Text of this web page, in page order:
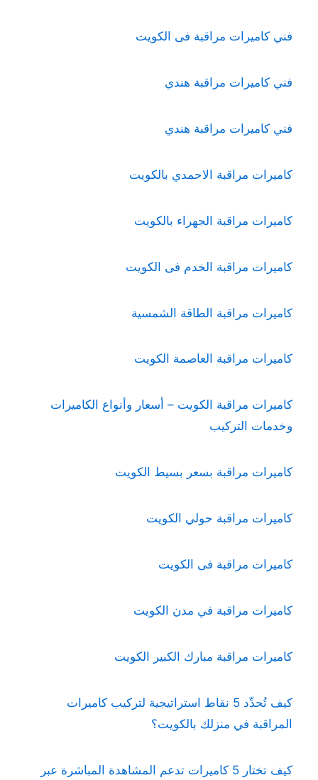
فني كاميرات مراقبة فى الكويت
فني كاميرات مراقبة هندي
فني كاميرات مراقبة هندي
كاميرات مراقبة الاحمدي بالكويت
كاميرات مراقبة الجهراء بالكويت
كاميرات مراقبة الخدم فى الكويت
كاميرات مراقبة الطاقة الشمسية
كاميرات مراقبة العاصمة الكويت
كاميرات مراقبة الكويت – أسعار وأنواع الكاميرات
وخدمات التركيب
كاميرات مراقبة بسعر بسيط الكويت
كاميرات مراقبة حولي الكويت
كاميرات مراقبة فى الكويت
كاميرات مراقبة في مدن الكويت
كاميرات مراقبة مبارك الكبير الكويت
كيف تُحدِّد 5 نقاط استراتيجية لتركيب كاميرات
المراقبة في منزلك بالكويت؟
كيف تختار 5 كاميرات تدعم المشاهدة المباشرة عبر